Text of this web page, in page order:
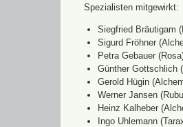
Spezialisten mitgewirkt:
Siegfried Bräutigam
Sigurd Fröhner
Petra Gebauer
Günther Gottschlich
Gerold Hügin
Werner Jansen
Heinz Kalheber
Ingo Uhlemann